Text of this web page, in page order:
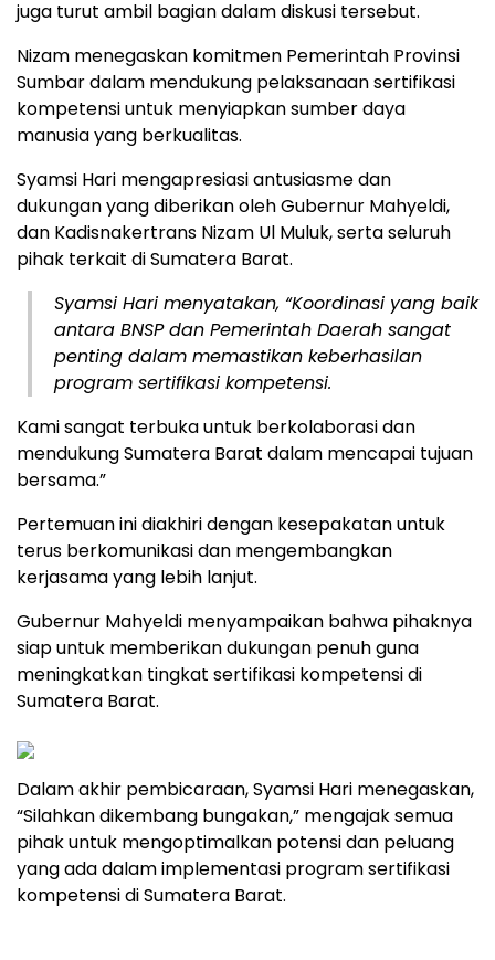
juga turut ambil bagian dalam diskusi tersebut.
Nizam menegaskan komitmen Pemerintah Provinsi
Sumbar dalam mendukung pelaksanaan sertifikasi
kompetensi untuk menyiapkan sumber daya
manusia yang berkualitas.
Syamsi Hari mengapresiasi antusiasme dan
dukungan yang diberikan oleh Gubernur Mahyeldi,
dan Kadisnakertrans Nizam Ul Muluk, serta seluruh
pihak terkait di Sumatera Barat.
Syamsi Hari menyatakan, “Koordinasi yang baik
antara BNSP dan Pemerintah Daerah sangat
penting dalam memastikan keberhasilan
program sertifikasi kompetensi.
Kami sangat terbuka untuk berkolaborasi dan
mendukung Sumatera Barat dalam mencapai tujuan
bersama.”
Pertemuan ini diakhiri dengan kesepakatan untuk
terus berkomunikasi dan mengembangkan
kerjasama yang lebih lanjut.
Gubernur Mahyeldi menyampaikan bahwa pihaknya
siap untuk memberikan dukungan penuh guna
meningkatkan tingkat sertifikasi kompetensi di
Sumatera Barat.
Dalam akhir pembicaraan, Syamsi Hari menegaskan,
“Silahkan dikembang bungakan,” mengajak semua
pihak untuk mengoptimalkan potensi dan peluang
yang ada dalam implementasi program sertifikasi
kompetensi di Sumatera Barat.